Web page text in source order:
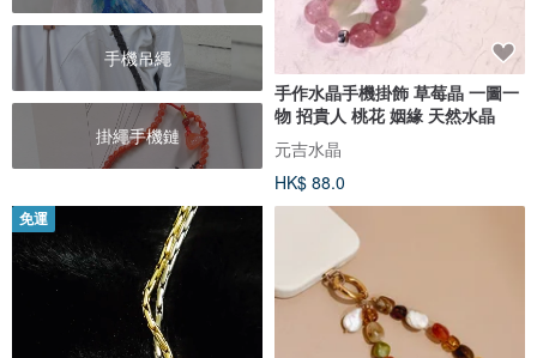
手機吊繩
掛繩手機鏈
手作水晶手機掛飾 草莓晶 一圖一
物 招貴人 桃花 姻緣 天然水晶
元吉水晶
HK$ 88.0
免運